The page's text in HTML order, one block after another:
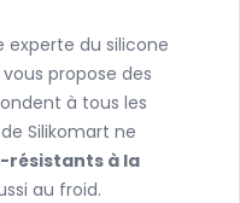
experte du silicone
vous propose des
à tous les
Silikomart ne
résistants à la
au froid.